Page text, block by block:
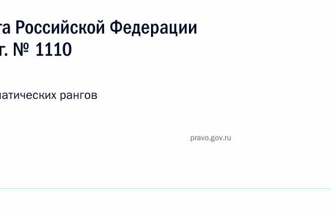
Найти документ
Российской Федерации
№ 1110
рангов
pravo.gov.ru